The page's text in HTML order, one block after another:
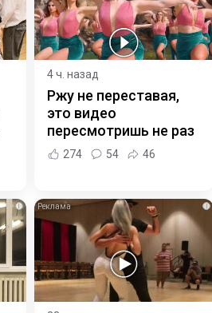
4 ч. назад
Ржу не переставая,
это видео
пересмотришь не раз
274 54 46
i i